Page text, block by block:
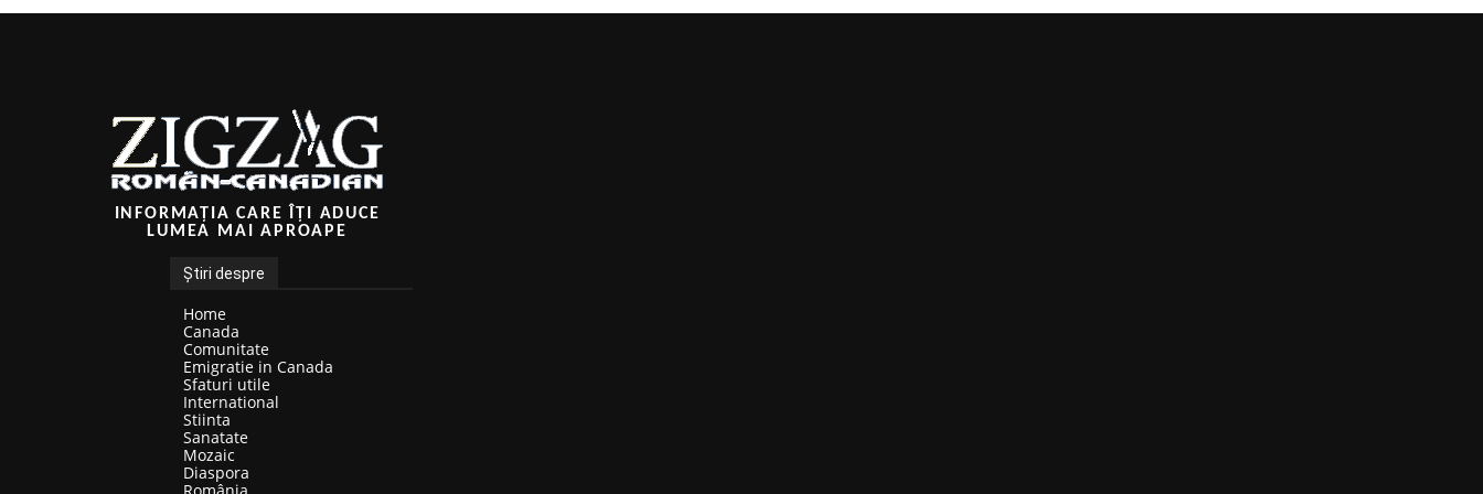
INFORMAȚIA CARE ÎȚI ADUCE
LUMEA MAI APROAPE
Știri despre
Home
Canada
Comunitate
Emigratie in Canada
Sfaturi utile
International
Stiinta
Sanatate
Mozaic
Diaspora